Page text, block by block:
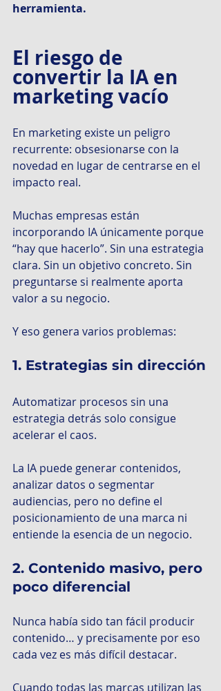
herramienta.
El riesgo de
convertir la IA en
marketing vacío
En marketing existe un peligro
recurrente: obsesionarse con la
novedad en lugar de centrarse en el
impacto real.
Muchas empresas están
incorporando IA únicamente porque
“hay que hacerlo”. Sin una estrategia
clara. Sin un objetivo concreto. Sin
preguntarse si realmente aporta
valor a su negocio.
Y eso genera varios problemas:
1. Estrategias sin dirección
Automatizar procesos sin una
estrategia detrás solo consigue
acelerar el caos.
La IA puede generar contenidos,
analizar datos o segmentar
audiencias, pero no define el
posicionamiento de una marca ni
entiende la esencia de un negocio.
2. Contenido masivo, pero
poco diferencial
Nunca había sido tan fácil producir
contenido… y precisamente por eso
cada vez es más difícil destacar.
Cuando todas las marcas utilizan las